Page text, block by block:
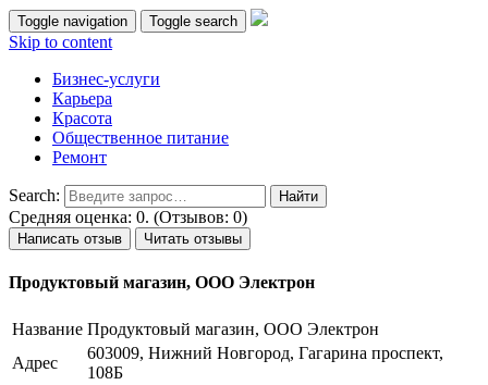
Toggle navigation Toggle search
Skip to content
Бизнес-услуги
Карьера
Красота
Общественное питание
Ремонт
Search:
Средняя оценка: 0. (Отзывов: 0)
Написать отзыв Читать отзывы
Продуктовый магазин, ООО Электрон
Название Продуктовый магазин, ООО Электрон
Адрес
603009, Нижний Новгород, Гагарина проспект,
108Б